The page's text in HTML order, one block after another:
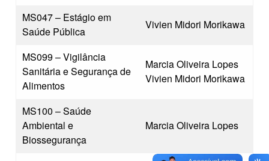
MS047 – Estágio em
Saúde Pública
Vivien Midori Morikawa
MS099 – Vigilância
Sanitária e Segurança de
Alimentos
Marcia Oliveira Lopes
Vivien Midori Morikawa
MS100 – Saúde
Ambiental e
Biossegurança
Marcia Oliveira Lopes